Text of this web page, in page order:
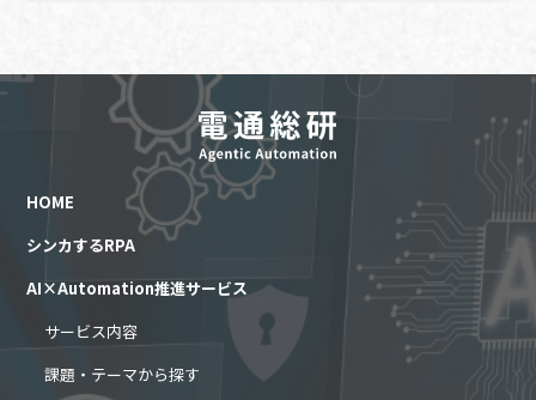
HOME
シンカするRPA
AI×Automation推進サービス
サービス内容
課題・テーマから探す